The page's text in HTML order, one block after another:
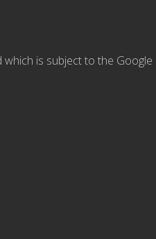
which is subject to the Google